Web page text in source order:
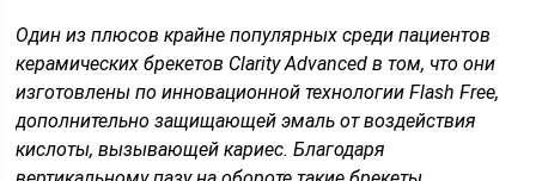
Один из плюсов крайне популярных среди пациентов
керамических брекетов Clarity Advanced в том, что они
изготовлены по инновационной технологии Flash Free,
дополнительно защищающей эмаль от воздействия
кислоты, вызывающей кариес. Благодаря